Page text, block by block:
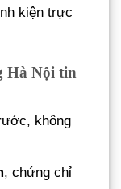
kiện trực
Hà Nội tin
không
, chứng chỉ